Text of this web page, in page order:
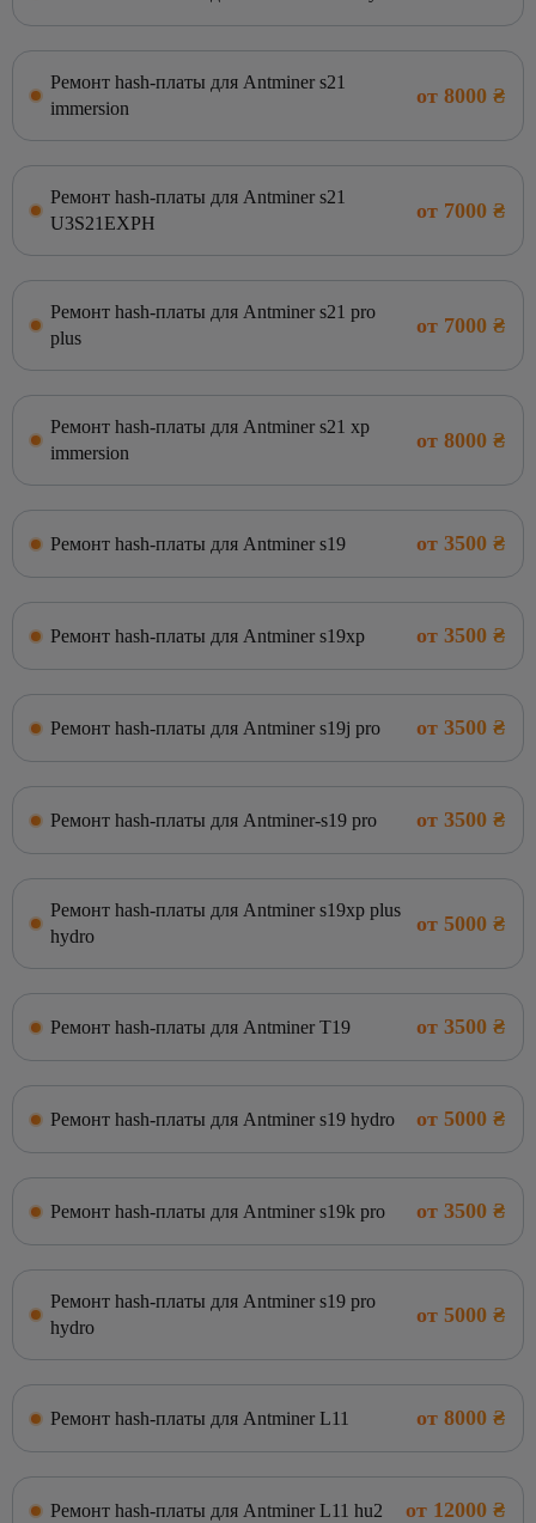
Ремонт hash-платы для Antminer s21
immersion
от 8000 ₴
Ремонт hash-платы для Antminer s21
U3S21EXPH
от 7000 ₴
Ремонт hash-платы для Antminer s21 pro
plus
от 7000 ₴
Ремонт hash-платы для Antminer s21 xp
immersion
от 8000 ₴
Ремонт hash-платы для Antminer s19 от 3500 ₴
Ремонт hash-платы для Antminer s19xp от 3500 ₴
Ремонт hash-платы для Antminer s19j pro от 3500 ₴
Ремонт hash-платы для Antminer-s19 pro от 3500 ₴
Ремонт hash-платы для Antminer s19xp plus
hydro
от 5000 ₴
Ремонт hash-платы для Antminer T19 от 3500 ₴
Ремонт hash-платы для Antminer s19 hydro от 5000 ₴
Ремонт hash-платы для Antminer s19k pro от 3500 ₴
Ремонт hash-платы для Antminer s19 pro
hydro
от 5000 ₴
Ремонт hash-платы для Antminer L11 от 8000 ₴
Ремонт hash-платы для Antminer L11 hu2 от 12000 ₴